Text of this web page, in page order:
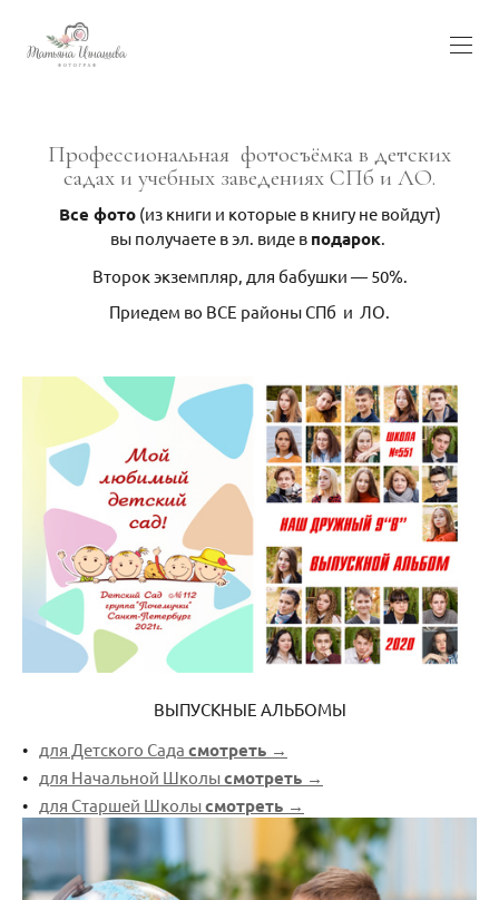
Профессиональная фотосъёмка в детских
садах и учебных заведениях СПб и ЛО.
Все фото(из книги и которые в книгу не войдут)
вы получаете в эл. виде в подарок.
Второк экземпляр, для бабушки — 50%.
Приедем во ВСЕ районы СПб и ЛО.
ВЫПУСКНЫЕ АЛЬБОМЫ
для Детского Сада смотреть →
для Начальной Школысмотреть →
для Старшей Школысмотреть →